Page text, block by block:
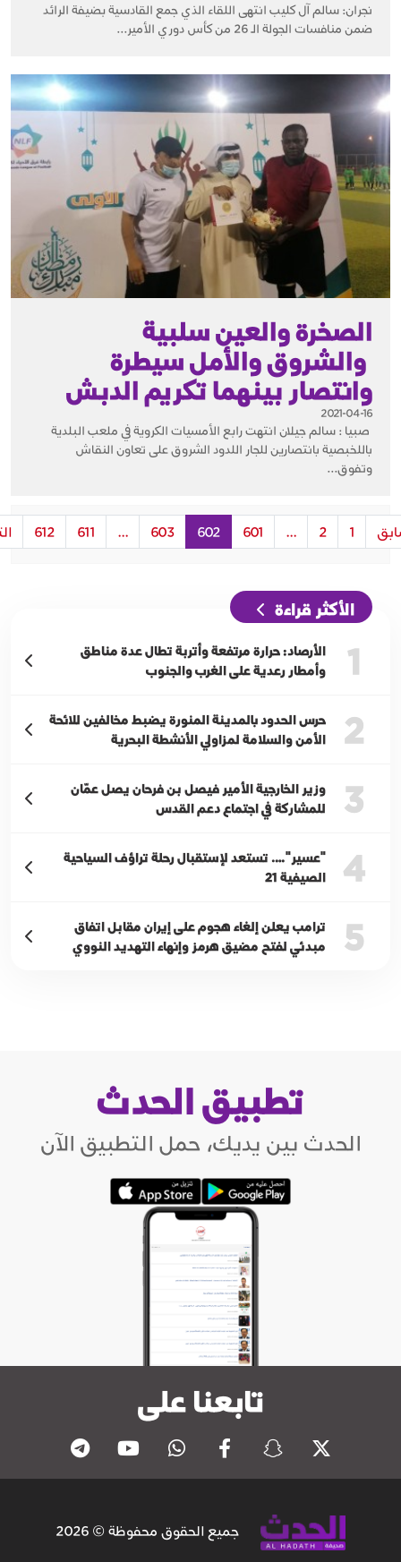
نجران: سالم آل كليب انتهى اللقاء الذي جمع القادسية بضيفة الرائد
ضمن منافسات الجولة الـ 26 من كأس دوري الأمير...
الصخرة والعين سلبية
والشروق والأمل سيطرة
وانتصار بينهما تكريم الدبش
2021-04-16
صبيا : سالم جيلان انتهت رابع الأمسيات الكروية في ملعب البلدية
باللخبصية بانتصارين للجار اللدود الشروق على تعاون النقاش
وتفوق...
1
2
...
601
602
603
...
611
612
الأكثر قراءة
1
الأرصاد: حرارة مرتفعة وأتربة تطال عدة مناطق
وأمطار رعدية على الغرب والجنوب
2
حرس الحدود بالمدينة المنورة يضبط مخالفين للائحة
الأمن والسلامة لمزاولي الأنشطة البحرية
3
وزير الخارجية الأمير فيصل بن فرحان يصل عمّان
للمشاركة في اجتماع دعم القدس
4
"عسير"…. تستعد لإستقبال رحلة تراؤف السياحية
الصيفية 21
5
ترامب يعلن إلغاء هجوم على إيران مقابل اتفاق
مبدئي لفتح مضيق هرمز وإنهاء التهديد النووي
تطبيق الحدث
الحدث بين يديك، حمل التطبيق الآن
تابعنا على
جميع الحقوق محفوظة © 2026